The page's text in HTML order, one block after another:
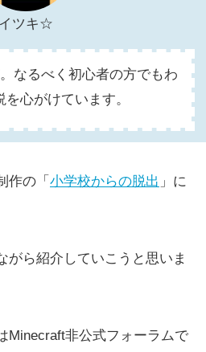
イツキ☆
なるべく初心者の方でもわ
心がけています。
作の「 小学校からの脱出 」に
がら紹介していこうと思いま
Minecraft非公式フォーラムで